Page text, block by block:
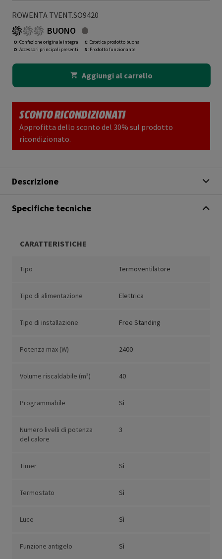
ROWENTA TVENT.SO9420
BUONO
O: Confezione originale integra
O: Accessori principali presenti
C: Estetica prodotto buona
N: Prodotto funzionante
Aggiungi al carrello
SCONTO RICONDIZIONATI
Approfitta dello sconto del 30% sul prodotto
ricondizionato.
Descrizione
Specifiche tecniche
CARATTERISTICHE
Tipo Termoventilatore
Tipo di alimentazione Elettrica
Tipo di installazione Free Standing
Potenza max (W) 2400
Volume riscaldabile (m³) 40
Programmabile Sì
Numero livelli di potenza
del calore
3
Timer Sì
Termostato Sì
Luce Sì
Funzione antigelo Sì